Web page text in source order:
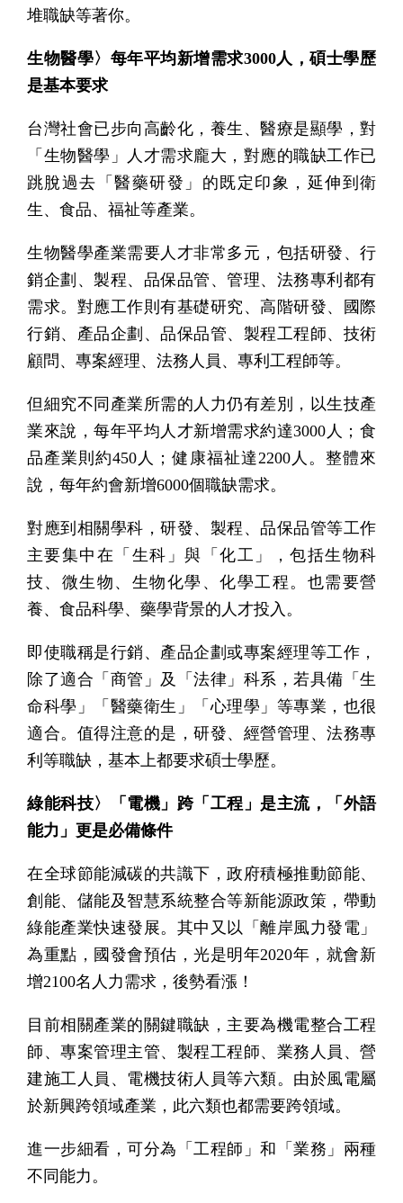
堆職缺等著你。
生物醫學〉每年平均新增需求3000人，碩士學歷
是基本要求
台灣社會已步向高齡化，養生、醫療是顯學，對
「生物醫學」人才需求龐大，對應的職缺工作已
跳脫過去「醫藥研發」的既定印象，延伸到衛
生、食品、福祉等產業。
生物醫學產業需要人才非常多元，包括研發、行
銷企劃、製程、品保品管、管理、法務專利都有
需求。對應工作則有基礎研究、高階研發、國際
行銷、產品企劃、品保品管、製程工程師、技術
顧問、專案經理、法務人員、專利工程師等。
但細究不同產業所需的人力仍有差別，以生技產
業來說，每年平均人才新增需求約達3000人；食
品產業則約450人；健康福祉達2200人。整體來
說，每年約會新增6000個職缺需求。
對應到相關學科，研發、製程、品保品管等工作
主要集中在「生科」與「化工」，包括生物科
技、微生物、生物化學、化學工程。也需要營
養、食品科學、藥學背景的人才投入。
即使職稱是行銷、產品企劃或專案經理等工作，
除了適合「商管」及「法律」科系，若具備「生
命科學」「醫藥衛生」「心理學」等專業，也很
適合。值得注意的是，研發、經營管理、法務專
利等職缺，基本上都要求碩士學歷。
綠能科技〉「電機」跨「工程」是主流，「外語
能力」更是必備條件
在全球節能減碳的共識下，政府積極推動節能、
創能、儲能及智慧系統整合等新能源政策，帶動
綠能產業快速發展。其中又以「離岸風力發電」
為重點，國發會預估，光是明年2020年，就會新
增2100名人力需求，後勢看漲！
目前相關產業的關鍵職缺，主要為機電整合工程
師、專案管理主管、製程工程師、業務人員、營
建施工人員、電機技術人員等六類。由於風電屬
於新興跨領域產業，此六類也都需要跨領域。
進一步細看，可分為「工程師」和「業務」兩種
不同能力。